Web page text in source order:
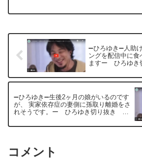
➖ひろゆき➖人助
ングを配信中に食
ますー ひろゆき
➖ひろゆき➖生後2ヶ月の娘がいるのです
が、 実家依存症の妻側に孫取り離婚をさ
れそうです。ー ひろゆき切り抜き
コメント